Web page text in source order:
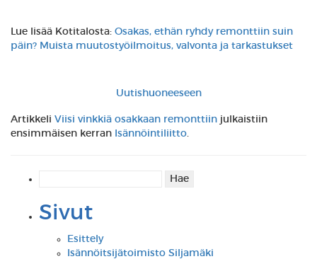
Lue lisää Kotitalosta: Osakas, ethän ryhdy remonttiin suin
päin? Muista muutostyöilmoitus, valvonta ja tarkastukset
Uutishuoneeseen
Artikkeli Viisi vinkkiä osakkaan remonttiin julkaistiin
ensimmäisen kerran Isännöintiliitto.
Sivut
Esittely
Isännöitsijätoimisto Siljamäki